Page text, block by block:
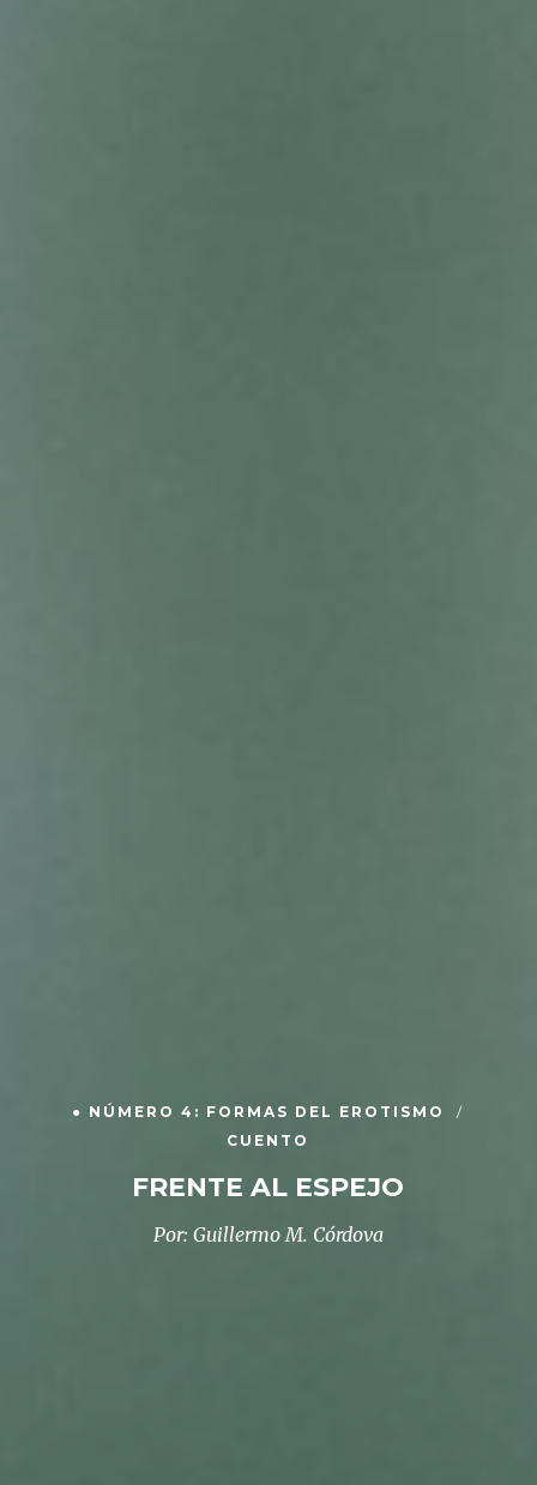
● NÚMERO 4: FORMAS DEL EROTISMO
CUENTO
FRENTE AL ESPEJO
Por: Guillermo M. Córdova